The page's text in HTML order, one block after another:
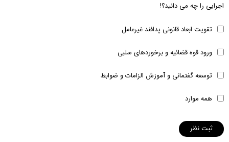
اجرایی را چه می دانید؟!
تقویت ابعاد قانونی پدافند غیرعامل
ورود قوه قضائیه و برخوردهای سلبی
توسعه گفتمانی و آموزش الزامات و ضوابط
همه موارد